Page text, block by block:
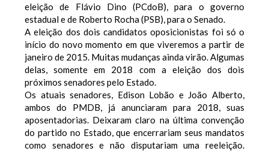
eleição de Flávio Dino (PCdoB), para o governo
estadual e de Roberto Rocha (PSB), para o Senado.
A eleição dos dois candidatos oposicionistas foi só o
início do novo momento em que viveremos a partir de
janeiro de 2015. Muitas mudanças ainda virão. Algumas
delas, somente em 2018 com a eleição dos dois
próximos senadores pelo Estado.
Os atuais senadores, Edison Lobão e João Alberto,
ambos do PMDB, já anunciaram para 2018, suas
aposentadorias. Deixaram claro na última convenção
do partido no Estado, que encerrariam seus mandatos
como senadores e não disputariam uma reeleição.